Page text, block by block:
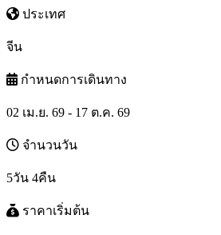
ประเทศ
จีน
กำหนดการเดินทาง
02 เม.ย. 69 - 17 ต.ค. 69
จำนวนวัน
5วัน 4คืน
ราคาเริ่มต้น